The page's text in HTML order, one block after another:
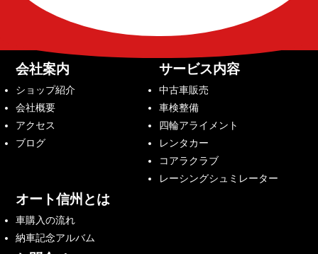
会社案内
ショップ紹介
会社概要
アクセス
ブログ
サービス内容
中古車販売
車検整備
四輪アライメント
レンタカー
コアラクラブ
レーシングシュミレーター
オート信州とは
車購入の流れ
納車記念アルバム